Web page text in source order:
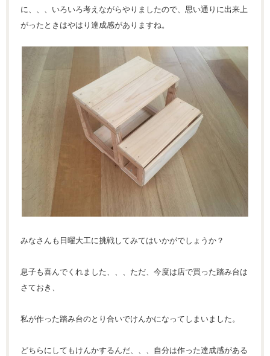
に、、、いろいろ考えながらやりましたので、思い通りに出来上
がったときはやはり達成感がありますね。
みなさんも日曜大工に挑戦してみてはいかがでしょうか？
息子も喜んでくれました、、、ただ、今度は店で買った踏み台は
さておき、
私が作った踏み台のとり合いでけんかになってしまいました。
どちらにしてもけんかするんだ、、、自分は作った達成感がある